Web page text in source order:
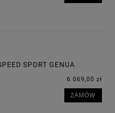
SPORT GENUA
6 069,00 zł
ZAMÓW